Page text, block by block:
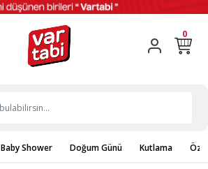
0
Baby Shower Doğum Günü Kutlama